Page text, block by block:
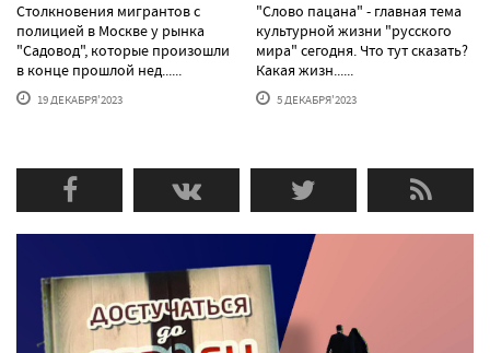
Столкновения мигрантов с
полицией в Москве у рынка
"Садовод", которые произошли
в конце прошлой нед......
19 ДЕКАБРЯ'2023
"Слово пацана" - главная тема
культурной жизни "русского
мира" сегодня. Что тут сказать?
Какая жизн......
5 ДЕКАБРЯ'2023